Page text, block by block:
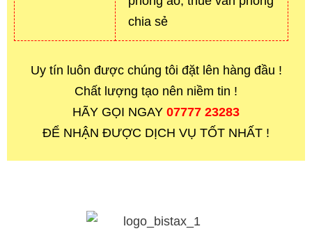
chia sẻ
Uy tín luôn được chúng tôi đặt lên hàng đầu !
Chất lượng tạo nên niềm tin !
HÃY GỌI NGAY 07777 23283
ĐỂ NHẬN ĐƯỢC DỊCH VỤ TỐT NHẤT !